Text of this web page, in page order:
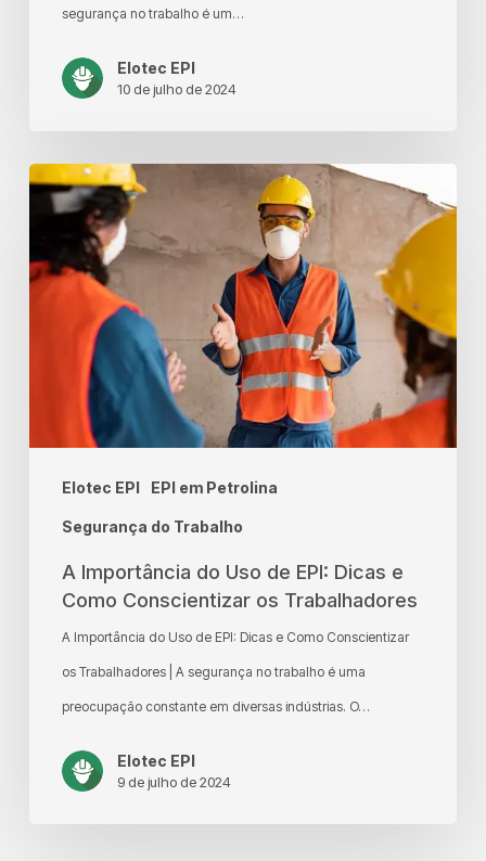
segurança no trabalho é um…
Elotec EPI
10 de julho de 2024
Elotec EPI EPI em Petrolina
Segurança do Trabalho
A
Importância
Uso
Conscientizar
Trabalhadores
A Importância do Uso de EPI: Dicas e
Como Conscientizar os Trabalhadores
A Importância do Uso de EPI: Dicas e Como Conscientizar
os Trabalhadores | A segurança no trabalho é uma
preocupação constante em diversas indústrias. O…
Elotec EPI
9 de julho de 2024